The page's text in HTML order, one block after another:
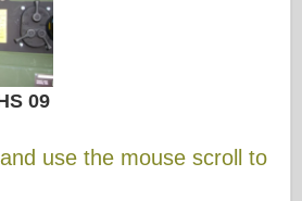
09
use the mouse scroll to